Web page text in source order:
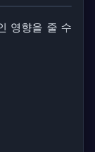
영향을 줄 수